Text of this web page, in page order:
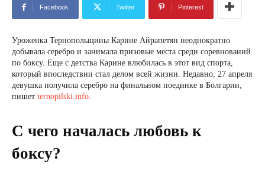
Facebook Twitter Pinterest
Уроженка Тернопольщины Карине Айрапетян неоднократно
добывала серебро и занимала призовые места среди соревнований
по боксу. Еще с детства Карине влюбилась в этот вид спорта,
который впоследствии стал делом всей жизни. Недавно, 27 апреля
девушка получила серебро на финальном поединке в Болгарии,
пишет ternopilski.info.
С чего началась любовь к
боксу?